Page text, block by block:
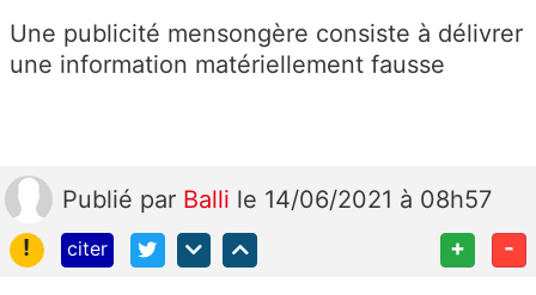
Une publicité mensongère consiste à délivrer
une information matériellement fausse
Publié par Balli le 14/06/2021 à 08h57
!
citer + -